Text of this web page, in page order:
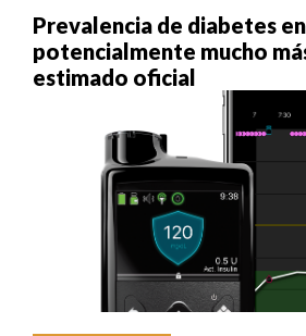
Prevalencia de diabetes
potencialmente mucho
estimado oficial